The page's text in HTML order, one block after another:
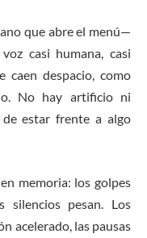
que abre el menú—
casi humana, casi
caen despacio, como
No hay artificio ni
de estar frente a algo
memoria: los golpes
silencios pesan. Los
acelerado, las pausas